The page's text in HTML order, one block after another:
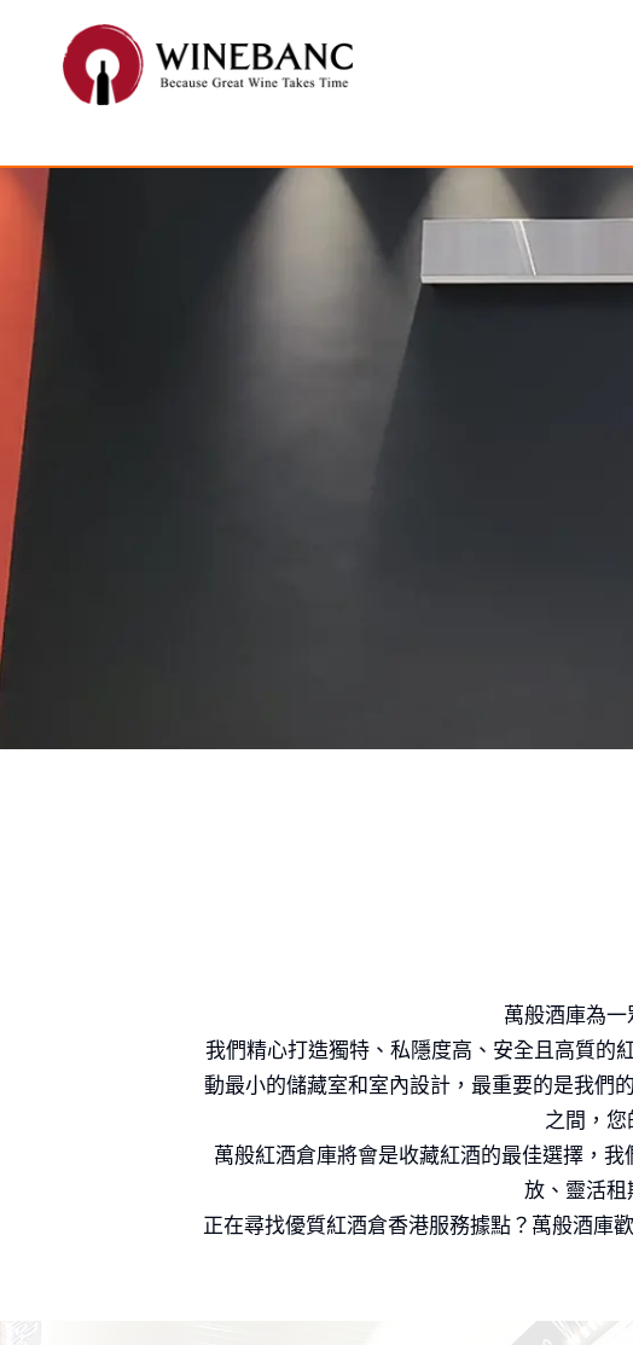
限時優惠：高達6
歡迎致電或
我們
立即獲
*優惠受條款及
萬般酒庫為
我們精心打造獨特、私隱度高、安全且高質的
動最小的儲藏室和室內設計，最重要的是我們
之間，您
萬般紅酒倉庫將會是收藏紅酒的最佳選擇，
放、靈活租
正在尋找優質紅酒倉香港服務據點？萬般酒庫